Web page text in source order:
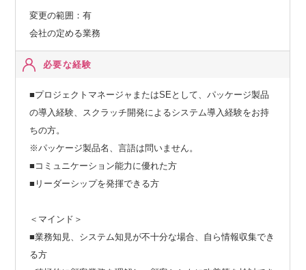
変更の範囲：有
会社の定める業務
必要な経験
■プロジェクトマネージャまたはSEとして、パッケージ製品
の導入経験、スクラッチ開発によるシステム導入経験をお持
ちの方。
※パッケージ製品名、言語は問いません。
■コミュニケーション能力に優れた方
■リーダーシップを発揮できる方
＜マインド＞
■業務知見、システム知見が不十分な場合、自ら情報収集でき
る方